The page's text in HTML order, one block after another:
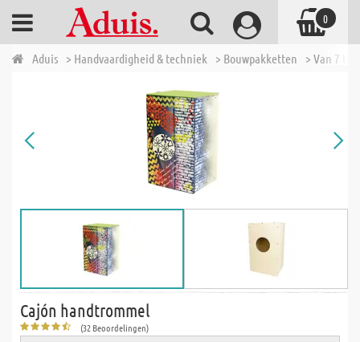
Aduis > Handvaardigheid & techniek > Bouwpakketten > Van 7 tot
Cajón handtrommel
(32 Beoordelingen)
0